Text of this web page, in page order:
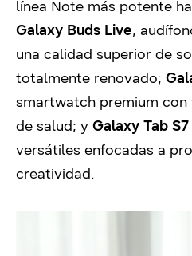
línea Note más potente
Galaxy Buds Live,
una calidad superior de
totalmente renovado;
smartwatch premium con
de salud; y Galaxy Tab S7
versátiles enfocadas a
creatividad.